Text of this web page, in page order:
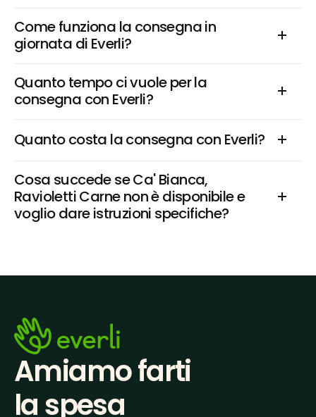
Come funziona la consegna in
giornata di Everli?
Quanto tempo ci vuole per la
consegna con Everli?
Quanto costa la consegna con Everli?
Cosa succede se Ca' Bianca,
Ravioletti Carne non è disponibile e
voglio dare istruzioni specifiche?
Amiamo farti
la spesa